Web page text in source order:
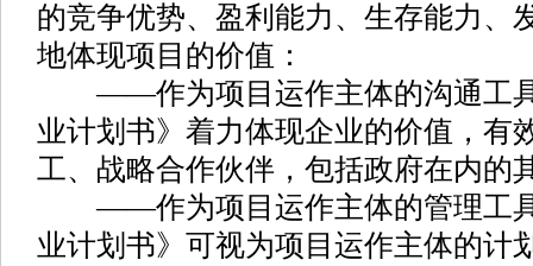
的竞争优势、盈利能力、生存能力、
地体现项目的价值：
——作为项目运作主体的沟通工具
业计划书》着力体现企业的价值，有
工、战略合作伙伴，包括政府在内的
——作为项目运作主体的管理工具
业计划书》可视为项目运作主体的计